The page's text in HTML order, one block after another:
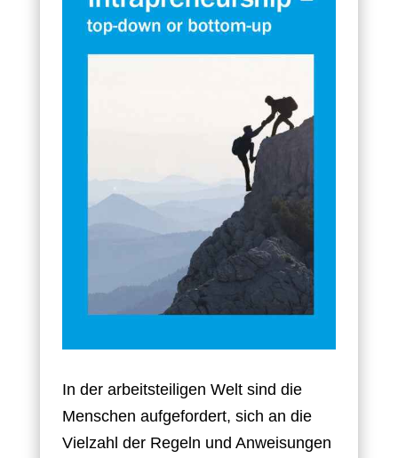
In der arbeitsteiligen Welt sind die
Menschen aufgefordert, sich an die
Vielzahl der Regeln und Anweisungen